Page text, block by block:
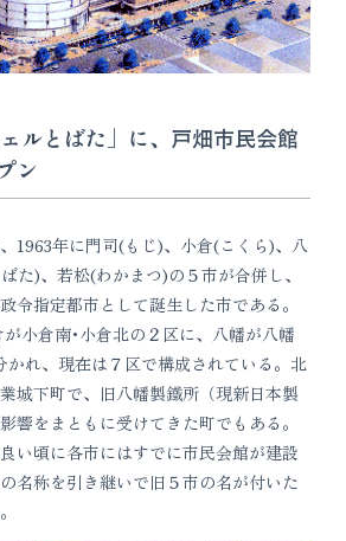
ルとばた」に、戸畑市民会館
ン
1963年に門司(もじ)、小倉(こくら)、八
た)、若松(わかまつ)の５市が合併し、
令指定都市として誕生した市である。
小倉南･小倉北の２区に、八幡が八幡
かれ、現在は７区で構成されている。北
城下町で、旧八幡製鐵所（現新日本製
響をまともに受けてきた町でもある。
い頃に各市にはすでに市民会館が建設
名称を引き継いで旧５市の名が付いた